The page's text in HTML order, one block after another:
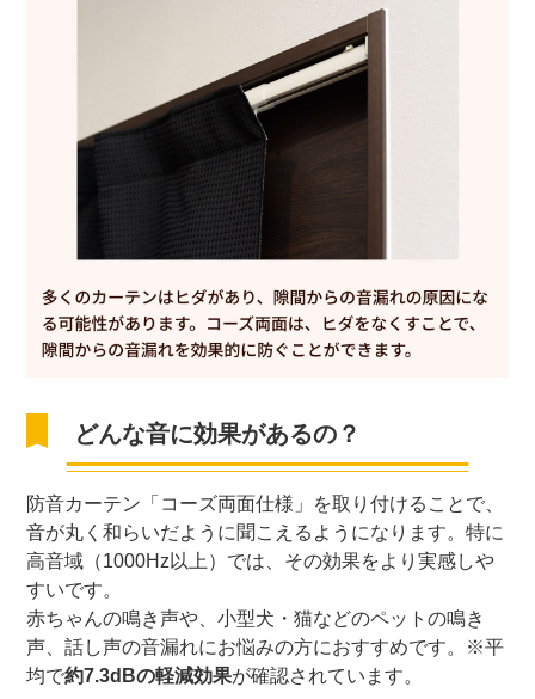
どんな音に効果があるの？
防音カーテン「コーズ両面仕様」を取り付けることで、
音が丸く和らいだように聞こえるようになります。特に
高音域（1000Hz以上）では、その効果をより実感しや
すいです。
赤ちゃんの鳴き声や、小型犬・猫などのペットの鳴き
声、話し声の音漏れにお悩みの方におすすめです。※平
均で約7.3dBの軽減効果が確認されています。